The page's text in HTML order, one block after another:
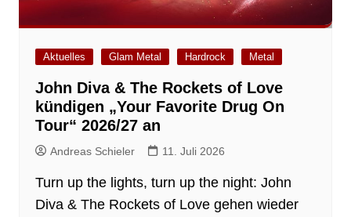
Aktuelles Glam Metal Hardrock Metal
John Diva & The Rockets of Love
kündigen „Your Favorite Drug On
Tour“ 2026/27 an
Andreas Schieler 11. Juli 2026
Turn up the lights, turn up the night: John
Diva & The Rockets of Love gehen wieder